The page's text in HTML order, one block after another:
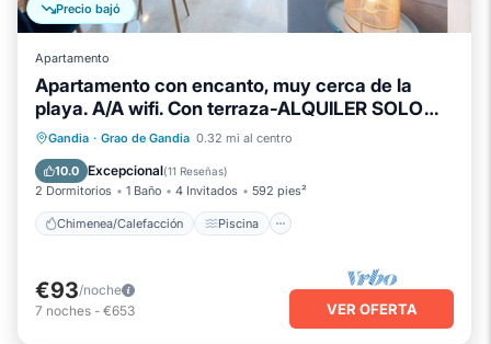
Precio bajó
Apartamento
Apartamento con encanto, muy cerca de la
playa. A/A wifi. Con terraza-ALQUILER SOLO
FAMILIAS
Gandia · Grao de Gandia 0.32 mi al centro
10.0 Excepcional(11 Reseñas)
2 Dormitorios 1 Baño 4 Invitados 592 pies²
Chimenea/Calefacción Piscina
Chimenea/Calefacción
Piscina
Balcón/Terraza
€93/noche
7 noches - €653 VER OFERTA